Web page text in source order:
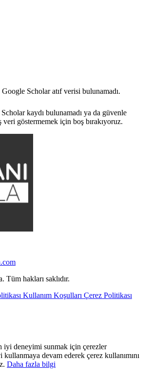
Scholar atıf verisi bulunamadı.
kaydı bulunamadı ya da güvenle
veri göstermemek için boş bırakıyoruz.
hakları saklıdır.
Kullanım Koşulları Çerez Politikası
iyi deneyimi sunmak için çerezler
kullanmaya devam ederek çerez kullanımını
Daha fazla bilgi